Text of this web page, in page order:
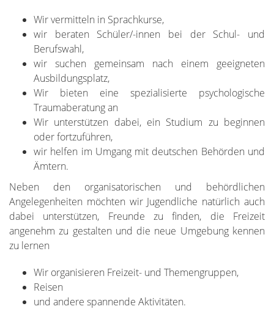
Wir vermitteln in Sprachkurse,
wir beraten Schüler/-innen bei der Schul- und
Berufswahl,
wir suchen gemeinsam nach einem geeigneten
Ausbildungsplatz,
Wir bieten eine spezialisierte psychologische
Traumaberatung an
Wir unterstützen dabei, ein Studium zu beginnen
oder fortzuführen,
wir helfen im Umgang mit deutschen Behörden und
Ämtern.
Neben den organisatorischen und behördlichen
Angelegenheiten möchten wir Jugendliche natürlich auch
dabei unterstützen, Freunde zu finden, die Freizeit
angenehm zu gestalten und die neue Umgebung kennen
zu lernen
Wir organisieren Freizeit- und Themengruppen,
Reisen
und andere spannende Aktivitäten.